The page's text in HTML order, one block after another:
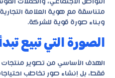
التواصل الاجتماعي، والحملات
متناسقة مع هوية العلامة
وبناء صورة قوية للشركة.
الصورة التي تبيع
الهدف الأساسي من تصوير منتجات
فقط، بل إنشاء صور تخاطب